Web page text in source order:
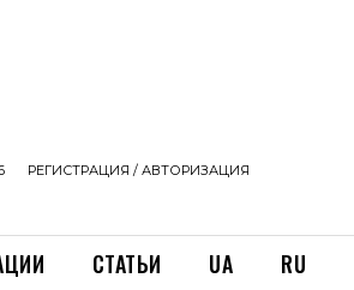
РЕГИСТРАЦИЯ / АВТОРИЗАЦИЯ
СТАТЬИ UA RU